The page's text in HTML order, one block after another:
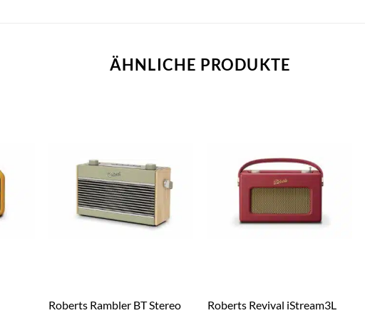
ÄHNLICHE PRODUKTE
Roberts Rambler BT Stereo
Roberts Revival iStream3L